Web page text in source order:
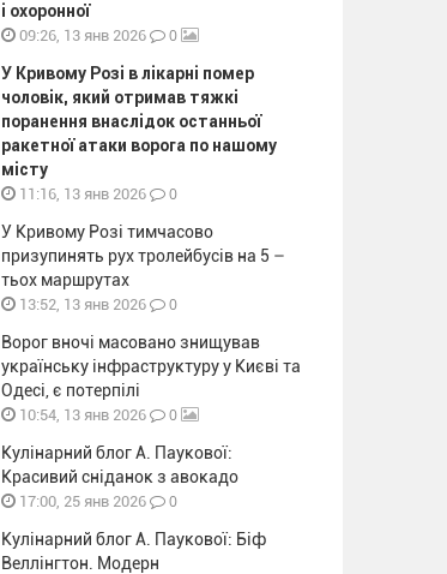
і охоронної
09:26, 13 янв 2026 0
У Кривому Розі в лікарні помер
чоловік, який отримав тяжкі
поранення внаслідок останньої
ракетної атаки ворога по нашому
місту
11:16, 13 янв 2026 0
У Кривому Розі тимчасово
призупинять рух тролейбусів на 5 –
тьох маршрутах
13:52, 13 янв 2026 0
Ворог вночі масовано знищував
українську інфраструктуру у Києві та
Одесі, є потерпілі
10:54, 13 янв 2026 0
Кулінарний блог А. Паукової:
Красивий сніданок з авокадо
17:00, 25 янв 2026 0
Кулінарний блог А. Паукової: Біф
Веллінгтон. Модерн